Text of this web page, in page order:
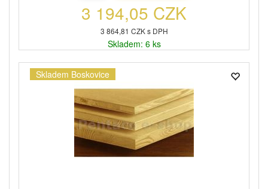
3 194,05 CZK
3 864,81 CZK s DPH
Skladem: 6 ks
Skladem Boskovice